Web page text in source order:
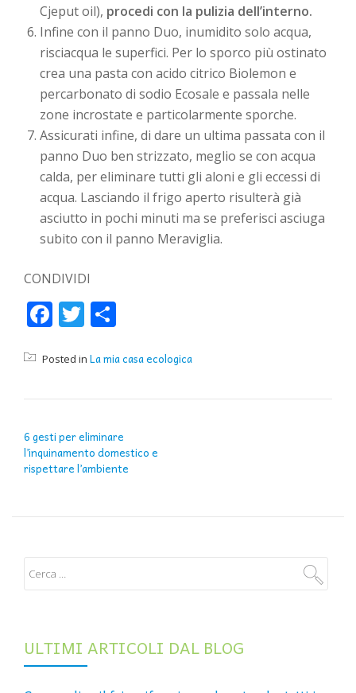
Cjeput oil), procedi con la pulizia dell’interno.
Infine con il panno Duo, inumidito solo acqua,
risciacqua le superfici. Per lo sporco più ostinato
crea una pasta con acido citrico Biolemon e
percarbonato di sodio Ecosale e passala nelle
zone incrostate e particolarmente sporche.
Assicurati infine, di dare un ultima passata con il
panno Duo ben strizzato, meglio se con acqua
calda, per eliminare tutti gli aloni e gli eccessi di
acqua. Lasciando il frigo aperto risulterà già
asciutto in pochi minuti ma se preferisci asciuga
subito con il panno Meraviglia.
CONDIVIDI
FacebookTwitter
Posted in La mia casa ecologica
6 gesti per eliminare
l’inquinamento domestico e
rispettare l’ambiente
ULTIMI ARTICOLI DAL BLOG